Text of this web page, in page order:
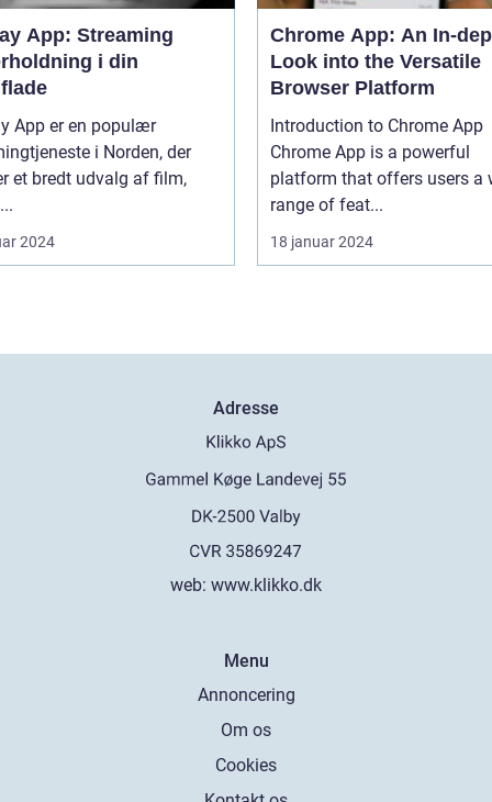
App: Streaming
i din
App er en populær
i Norden, der
et bredt udvalg af film,
2024
Chrome App: An In-
Look into the Versatile
Browser Platform
Introduction to Chrome App
Chrome App is a powerful
platform that offers users a
range of feat...
18 januar 2024
Adresse
web: www.klikko.dk
Menu
Annoncering
Om os
Cookies